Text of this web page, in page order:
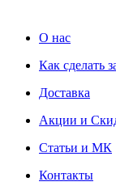
О нас
Как сделать
Доставка
Акции и
Статьи и МК
Контакты